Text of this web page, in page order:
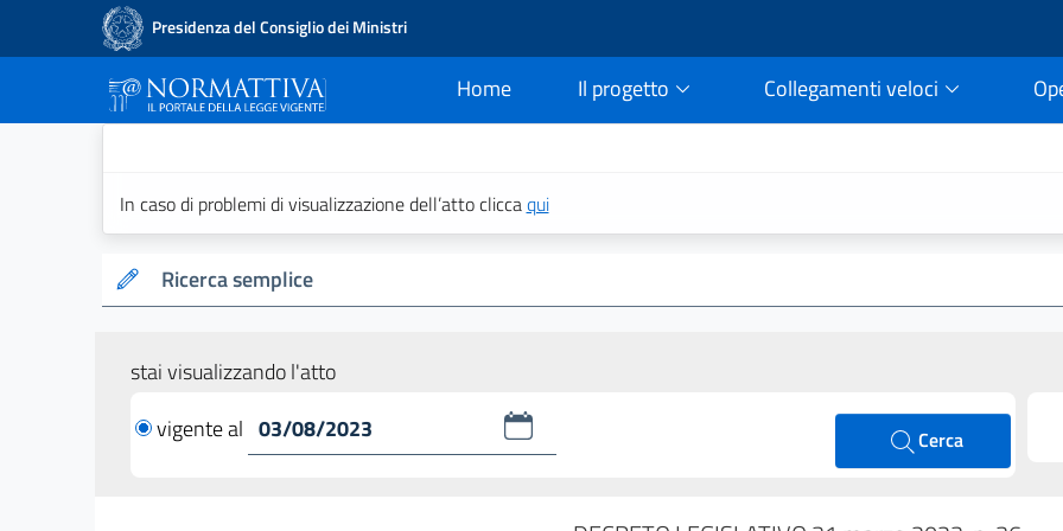
Presidenza del Consiglio dei Ministri
Home
current Il progetto Collegamenti veloci
In caso di problemi di visualizzazione dell’atto cliccaqui
Ricerca semplice
stai visualizzando l'atto
vigente al
Cerca